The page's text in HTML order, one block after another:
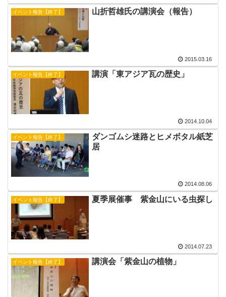
イベント報告【終了】 山折哲雄氏の講演会（報告）
2015.03.16
イベント報告【終了】 講演「東アジア瓦の歴史」
2014.10.04
イベント報告【終了】
ダンゴムシ迷路とヒメボタル紙芝
居
2014.08.06
イベント報告【終了】 夏季展催事 紫金山にいる虫探し
2014.07.23
イベント報告【終了】 講演会「紫金山の植物」